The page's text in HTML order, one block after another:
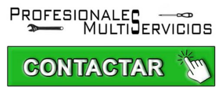
Cerrajeros en Alicante
Cerrajeros en Almería
Cerrajeros en Asturias
Cerrajeros en Ávila
Cerrajeros en Badajoz
Cerrajeros en Baleares